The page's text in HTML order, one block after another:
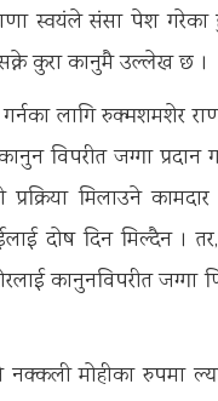
स्वयंले संसद्मा पेश
कुरा कानुमै उल्लेख छ ।
गर्नका लागि रुक्मशमशेर
विपरीत जग्गा प्रदान
मिलाउने कामदार
दोष दिन मिल्दैन ।
कानुनविपरीत जग्गा
मोहीका रुपमा